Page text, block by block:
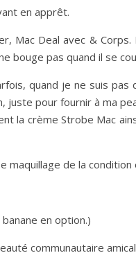
en apprêt.
Mac Deal avec &
bouge pas quand il se
quand je ne suis
juste pour fournir à ma
la crème Strobe Mac
maquillage de la
en option.)
communautaire